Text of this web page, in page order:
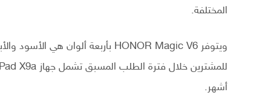
المختلفة.
أشهر.